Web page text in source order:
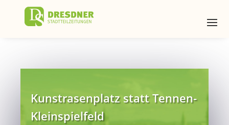
Kunstrasenplatz statt Tennen-
Kleinspielfeld